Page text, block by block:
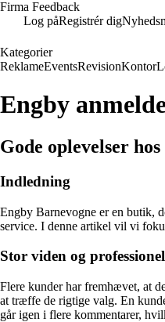
Firma Feedback
Log påRegistrér dig
Kategorier
ReklameEventsRevisionKontor
Engby
Gode oplevelser
Indledning
Engby Barnevogne er en butik,
service. I denne artikel vil vi
Stor viden og
Flere kunder har fremhævet, at
at træffe de rigtige valg. En
går igen i flere kommentarer,